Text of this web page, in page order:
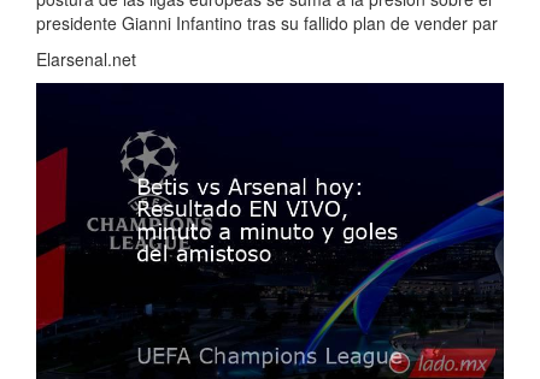
presidente Gianni Infantino tras su fallido plan de vender par
Elarsenal.net